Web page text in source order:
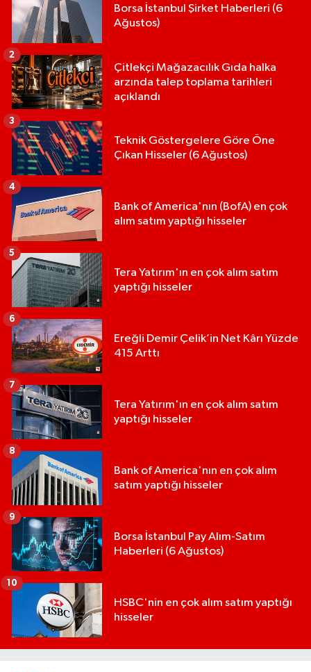
Borsa İstanbul Şirket Haberleri (6
Ağustos)
Çitlekçi Mağazacılık Gıda halka
arzında talep toplama tarihleri
açıklandı
2
Teknik Göstergelere Göre Öne
Çıkan Hisseler (6 Ağustos)
3
Bank of America'nın (BofA) en çok
alım satım yaptığı hisseler
4
Tera Yatırım'ın en çok alım satım
yaptığı hisseler
5
Ereğli Demir Çelik’in Net Kârı Yüzde
415 Arttı
6
Tera Yatırım'ın en çok alım satım
yaptığı hisseler
7
Bank of America'nın en çok alım
satım yaptığı hisseler
8
Borsa İstanbul Pay Alım-Satım
Haberleri (6 Ağustos)
9
HSBC'nin en çok alım satım yaptığı
hisseler
10